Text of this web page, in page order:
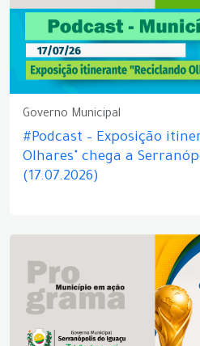
Governo Municipal
#Podcast – Exposição
Olhares" chega a
(17.07.2026)